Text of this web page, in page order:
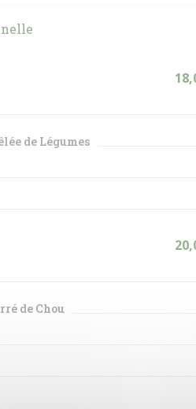
de Légumes
de Chou